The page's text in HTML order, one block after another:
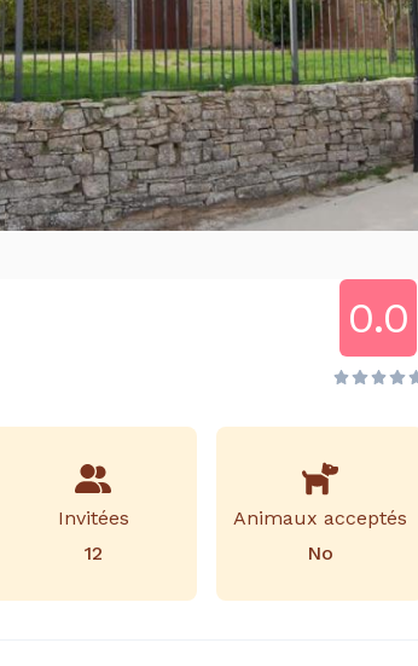
0.0
Invitées
12
Animaux acceptés
No